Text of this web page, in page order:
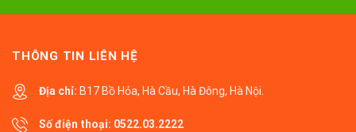
THÔNG TIN LIÊN HỆ
Địa chỉ: B17 Bồ Hỏa, Hà Cầu, Hà Đông, Hà Nội.
Số điện thoại: 0522.03.2222